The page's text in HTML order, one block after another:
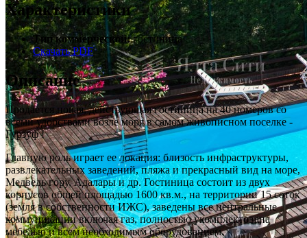
Характеристики
Тип коммерческой: гостиница
Скачать PDF
Описание
Продается новая, действующая гостиница на 40 номеров со
всеми удобствами возле моря в самом живописном поселке -
Гурзуф !
Главную роль играет ее локация: близость инфраструктуры,
развлекательных заведений, пляжа и прекрасный вид на море,
Медведь гору, Адалары и др. Гостиница состоит из двух
корпусов общей площадью 1600 кв.м., на территории 15 соток
(земля в собственности ИЖС), заведены все центральные
коммуникации включая газ, полностью укомплектована
мебелью и всем необходимым оборудованием.